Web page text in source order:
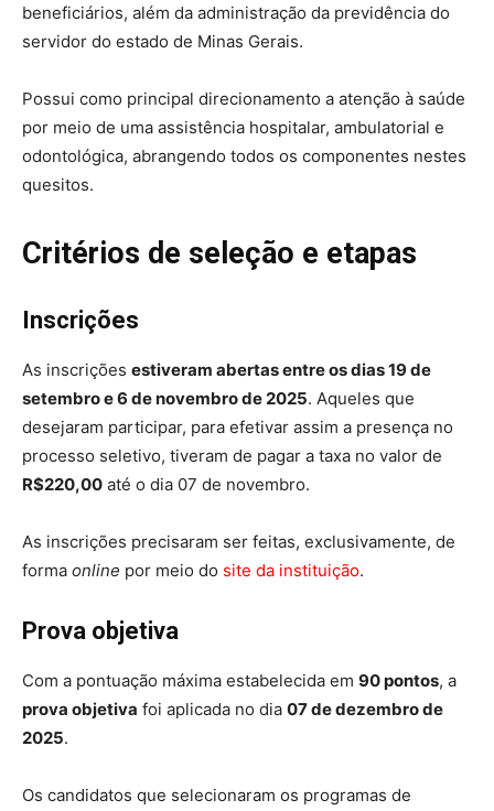
beneficiários, além da administração da previdência do
servidor do estado de Minas Gerais.
Possui como principal direcionamento a atenção à saúde
por meio de uma assistência hospitalar, ambulatorial e
odontológica, abrangendo todos os componentes nestes
quesitos.
Critérios de seleção e etapas
Inscrições
As inscrições estiveram abertas entre os dias 19 de
setembro e 6 de novembro de 2025. Aqueles que
desejaram participar, para efetivar assim a presença no
processo seletivo, tiveram de pagar a taxa no valor de
R$220,00 até o dia 07 de novembro.
As inscrições precisaram ser feitas, exclusivamente, de
forma online por meio do site da instituição.
Prova objetiva
Com a pontuação máxima estabelecida em 90 pontos, a
prova objetiva foi aplicada no dia 07 de dezembro de
2025.
Os candidatos que selecionaram os programas de